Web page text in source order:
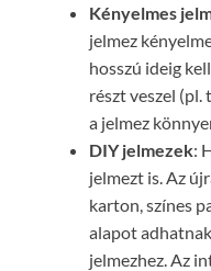
Kényelmes
jelmez
hosszú ideig
részt veszel (pl.
a jelmez
DIY jelmezek:
jelmezt is. Az
karton, színes
alapot
jelmezhez. Az